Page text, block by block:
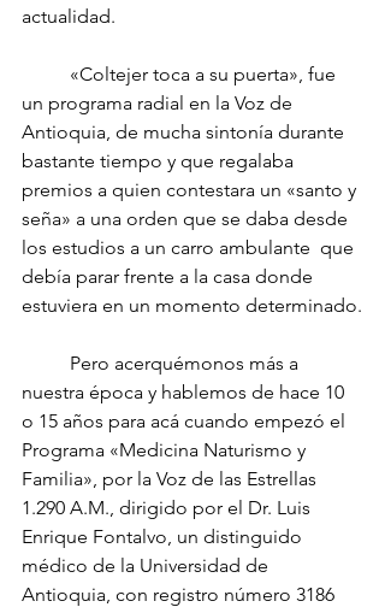
actualidad.
un programa radial en la Voz de
Antioquia, de mucha sintonía durante
bastante tiempo y que regalaba
premios a quien contestara un «santo y
seña» a una orden que se daba desde
los estudios a un carro ambulante  que
debía parar frente a la casa donde
estuviera en un momento determinado.
nuestra época y hablemos de hace 10
o 15 años para acá cuando empezó el
Programa «Medicina Naturismo y
Familia», por la Voz de las Estrellas
1.290 A.M., dirigido por el Dr. Luis
Enrique Fontalvo, un distinguido
médico de la Universidad de
Antioquia, con registro número 3186